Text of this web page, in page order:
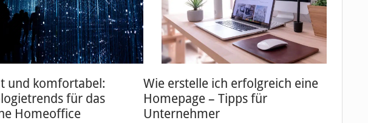
und komfortabel:
für das
Homeoffice
Wie erstelle ich erfolgreich eine
Homepage – Tipps für
Unternehmer